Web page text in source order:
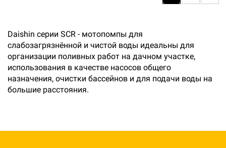
Daishin серии SCR - мотопомпы для
слабозагрязнённой и чистой воды идеальны для
организации поливных работ на дачном участке,
использования в качестве насосов общего
назначения, очистки бассейнов и для подачи воды на
большие расстояния.